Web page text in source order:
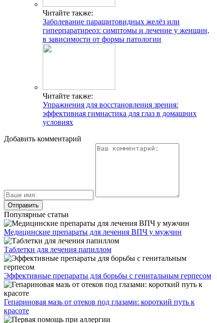
Читайте также:
Заболевание паращитовидных желёз или
гиперпаратиреоз: симптомы и лечение у женщин,
в зависимости от формы патологии
Читайте также:
Упражнения для восстановления зрения:
эффективная гимнастика для глаз в домашних
условиях
Добавить комментарий
Популярные статьи
Медицинские препараты для лечения ВПЧ у мужчин
Таблетки для лечения папиллом
Эффективные препараты для борьбы с генитальным герпесом
Гепариновая мазь от отеков под глазами: короткий путь к
красоте